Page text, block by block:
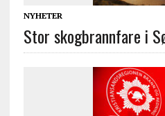
NYHETER
Stor skogbrannfare i